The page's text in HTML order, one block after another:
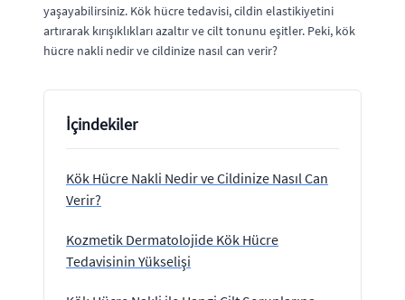
yaşayabilirsiniz. Kök hücre tedavisi, cildin elastikiyetini
artırarak kırışıklıkları azaltır ve cilt tonunu eşitler. Peki, kök
hücre nakli nedir ve cildinize nasıl can verir?
İçindekiler
Kök Hücre Nakli Nedir ve Cildinize Nasıl Can
Verir?
Kozmetik Dermatolojide Kök Hücre
Tedavisinin Yükselişi